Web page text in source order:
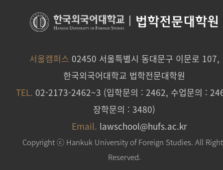
법학전문대학원
서울캠퍼스 02450 서울특별시 동대문구 이문로 107,
한국외국어대학교 법학전문대학원
TEL. 02-2173-2462~3 (입학문의 : 2462, 수업문의 :
장학문의 : 3480)
Email. lawschool@hufs.ac.kr
Copyright ⓒ Hankuk University of Foreign Studies. All
Reserved.